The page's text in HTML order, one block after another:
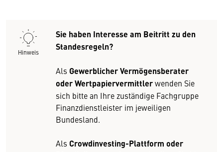
Hinweis
Sie haben Interesse am Beitritt zu den
Standesregeln?
Als Gewerblicher Vermögensberater
oder Wertpapiervermittlerwenden Sie
sich bitte an Ihre zuständige Fachgruppe
Finanzdienstleister im jeweiligen
Bundesland.
Als Crowdinvesting-Plattform oder